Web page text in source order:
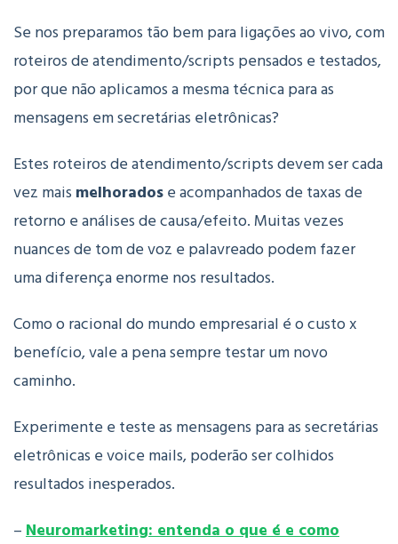
Se nos preparamos tão bem para ligações ao vivo, com
roteiros de atendimento/scripts pensados e testados,
por que não aplicamos a mesma técnica para as
mensagens em secretárias eletrônicas?
Estes roteiros de atendimento/scripts devem ser cada
vez mais melhoradose acompanhados de taxas de
retorno e análises de causa/efeito. Muitas vezes
nuances de tom de voz e palavreado podem fazer
uma diferença enorme nos resultados.
Como o racional do mundo empresarial é o custo x
benefício, vale a pena sempre testar um novo
caminho.
Experimente e teste as mensagens para as secretárias
eletrônicas e voice mails, poderão ser colhidos
resultados inesperados.
–Neuromarketing: entenda o que é e como